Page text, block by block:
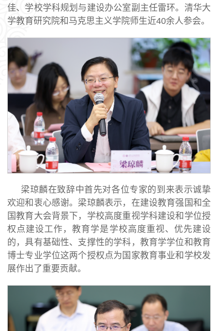
佳、学校学科规划与建设办公室副主任雷环。清华大
学教育研究院和马克思主义学院师生近40余人参会。
梁琼麟在致辞中首先对各位专家的到来表示诚挚
欢迎和衷心感谢。梁琼麟表示，在建设教育强国和全
国教育大会背景下，学校高度重视学科建设和学位授
权点建设工作，教育学是学校高度重视、优先建设
的，具有基础性、支撑性的学科，教育学学位和教育
博士专业学位这两个授权点为国家教育事业和学校发
展作出了重要贡献。